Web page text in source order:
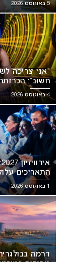
אירוויזיון 2027:
עלולה
5 באוגוסט 2026
“אני צריכה
חשוב”: הכרזתה
מסעירה את
4 באוגוסט 2026
התאריכים
1 באוגוסט 2026
דרמה